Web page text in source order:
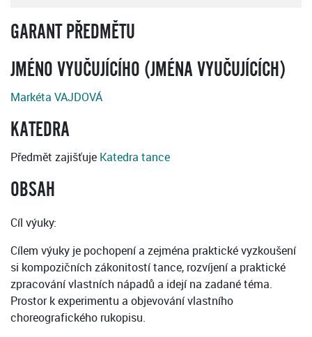
GARANT PŘEDMĚTU
JMÉNO VYUČUJÍCÍHO (JMÉNA VYUČUJÍCÍCH)
Markéta VAJDOVÁ
KATEDRA
Předmět zajišťuje Katedra tance
OBSAH
Cíl výuky:
Cílem výuky je pochopení a zejména praktické vyzkoušení
si kompozičních zákonitostí tance, rozvíjení a praktické
zpracování vlastních nápadů a idejí na zadané téma.
Prostor k experimentu a objevování vlastního
choreografického rukopisu.